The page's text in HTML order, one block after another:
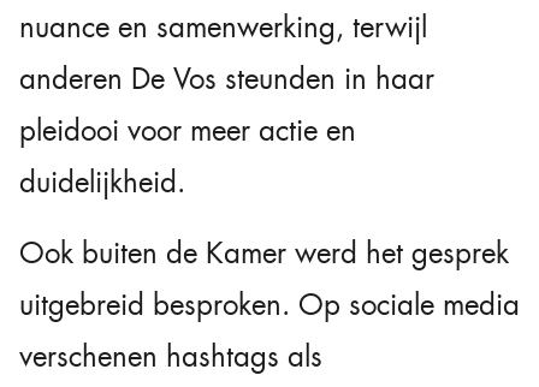
nuance en samenwerking, terwijl
anderen De Vos steunden in haar
pleidooi voor meer actie en
duidelijkheid.
Ook buiten de Kamer werd het gesprek
uitgebreid besproken. Op sociale media
verschenen hashtags als